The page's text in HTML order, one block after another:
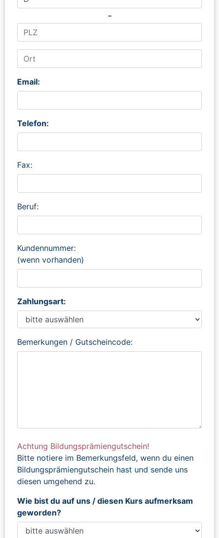
-
Email:
Telefon:
Fax:
Beruf:
Kundennummer:
(wenn vorhanden)
Zahlungsart:
Bemerkungen / Gutscheincode:
Achtung Bildungsprämiengutschein!
Bitte notiere im Bemerkungsfeld, wenn du einen
Bildungsprämiengutschein hast und sende uns
diesen umgehend zu.
Wie bist du auf uns / diesen Kurs aufmerksam
geworden?